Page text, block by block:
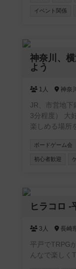
イベント関係
神奈川、
よう
1人 神奈
JR、市営地下
3分程度） 大
楽しめる場所を提供して
はできます
ードゲームのルール
かの人狼系、
土日祝のカテ
いきます。一
ずれにせよ、
だき、開催の
ボードゲーム会
初心者歓迎
ヒラコロ
3人 長崎
平戸でTRPG
んなで楽しく